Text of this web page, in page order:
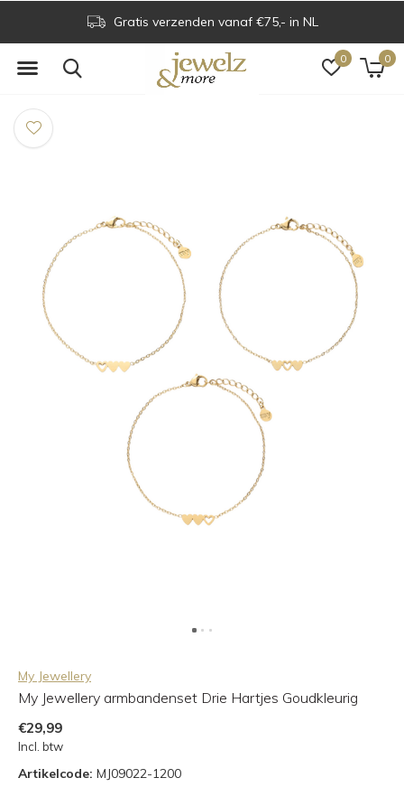
0 0
Gratis verzenden vanaf €75,- in NL
My Jewellery
My Jewellery armbandenset Drie Hartjes Goudkleurig
€29,99
Incl. btw
Artikelcode: MJ09022-1200